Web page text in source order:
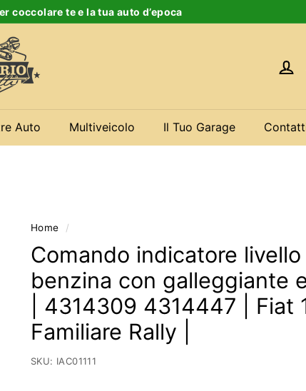
coccolare te e la tua auto d’epoca
Auto Multiveicolo Il Tuo Garage
Home /
Comando indicatore
benzina con galleggiante
| 4314309 4314447 | Fiat
Familiare Rally |
SKU: IAC01111